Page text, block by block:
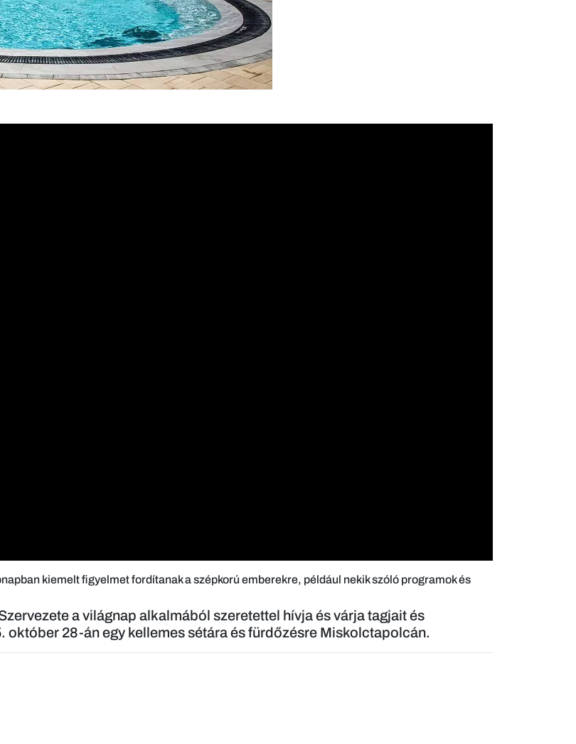
kiemelt figyelmet fordítanak a szépkorú emberekre, például nekik szóló programok és
a világnap alkalmából szeretettel hívja és várja tagjait és
október 28-án egy kellemes sétára és fürdőzésre Miskolctapolcán.